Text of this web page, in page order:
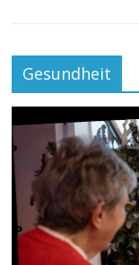
Gesundheit